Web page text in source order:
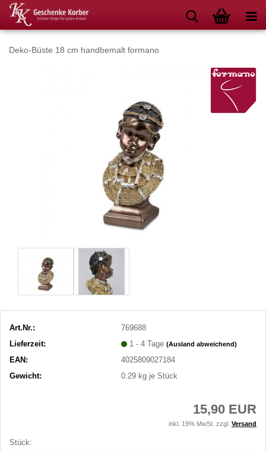
Deko-Büste 18 cm handbemalt formano
Art.Nr.:
769688
Lieferzeit:
1 - 4 Tage(Ausland abweichend)
EAN:
4025809027184
Gewicht:
0.29 kg je Stück
15,90 EUR
inkl. 19% MwSt. zzgl. Versand
Stück: